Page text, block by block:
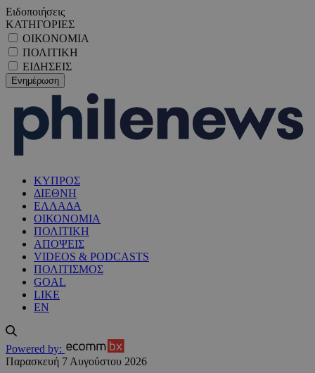
Ειδοποιήσεις
ΚΑΤΗΓΟΡΙΕΣ
ΟΙΚΟΝΟΜΙΑ
ΠΟΛΙΤΙΚΗ
ΕΙΔΗΣΕΙΣ
ΚΥΠΡΟΣ
ΔΙΕΘΝΗ
ΕΛΛΑΔΑ
ΟΙΚΟΝΟΜΙΑ
ΠΟΛΙΤΙΚΗ
ΑΠΟΨΕΙΣ
VIDEOS & PODCASTS
ΠΟΛΙΤΙΣΜΟΣ
GOAL
LIKE
EN
Powered by:
Παρασκευή 7 Αυγούστου 2026